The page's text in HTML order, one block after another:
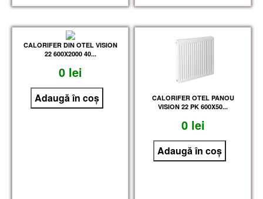
CALORIFER DIN OTEL VISION
22 600X2000 40...
0 lei
CALORIFER OTEL PANOU
VISION 22 PK 600X50...
0 lei